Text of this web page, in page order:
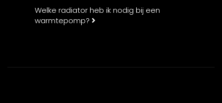
Welke radiator heb ik nodig bij een
warmtepomp?